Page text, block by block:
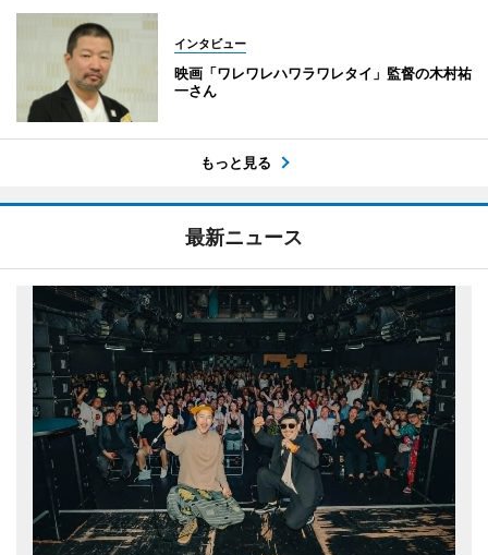
インタビュー
映画「ワレワレハワラワレタイ」監督の木村祐
一さん
もっと見る
最新ニュース